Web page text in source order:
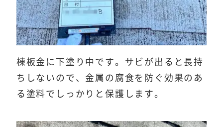
棟板金に下塗り中です。サビが出ると長持
ちしないので、金属の腐食を防ぐ効果のあ
る塗料でしっかりと保護します。